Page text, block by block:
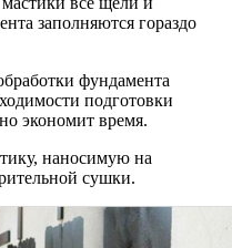
заполняются гораздо
фундамента
подготовки
экономит время.
наносимую на
сушки.